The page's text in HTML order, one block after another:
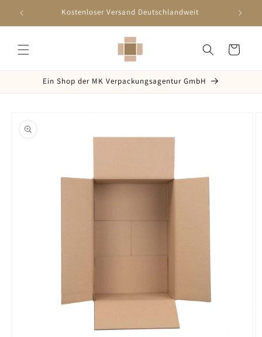
zum
Inhalt
Kostenloser Versand Deutschlandweit
Warenkorb
Ein Shop der MK Verpackungsagentur GmbH